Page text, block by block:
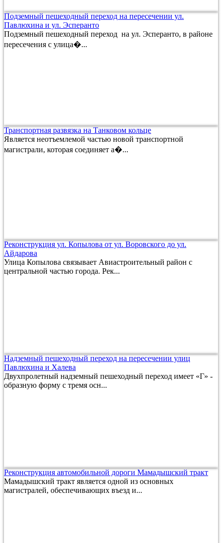
Подземный пешеходный переход на пересечении ул.
Павлюхина и ул. Эсперанто
Подземный пешеходный переход на ул. Эсперанто, в районе
пересечения с улица�...
Транспортная развязка на Танковом кольце
Является неотъемлемой частью новой транспортной
магистрали, которая соединяет а�...
Реконструкция ул. Копылова от ул. Воровского до ул.
Айдарова
Улица Копылова связывает Авиастроительный район с
центральной частью города. Рек...
Надземный пешеходный переход на пересечении улиц
Павлюхина и Халева
Двухпролетный надземный пешеходный переход имеет «Г» -
образную форму с тремя осн...
Реконструкция автомобильной дороги Мамадышский тракт
Мамадышский тракт является одной из основных
магистралей, обеспечивающих въезд и...